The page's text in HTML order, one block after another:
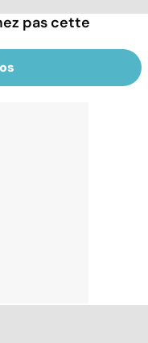
pas cette